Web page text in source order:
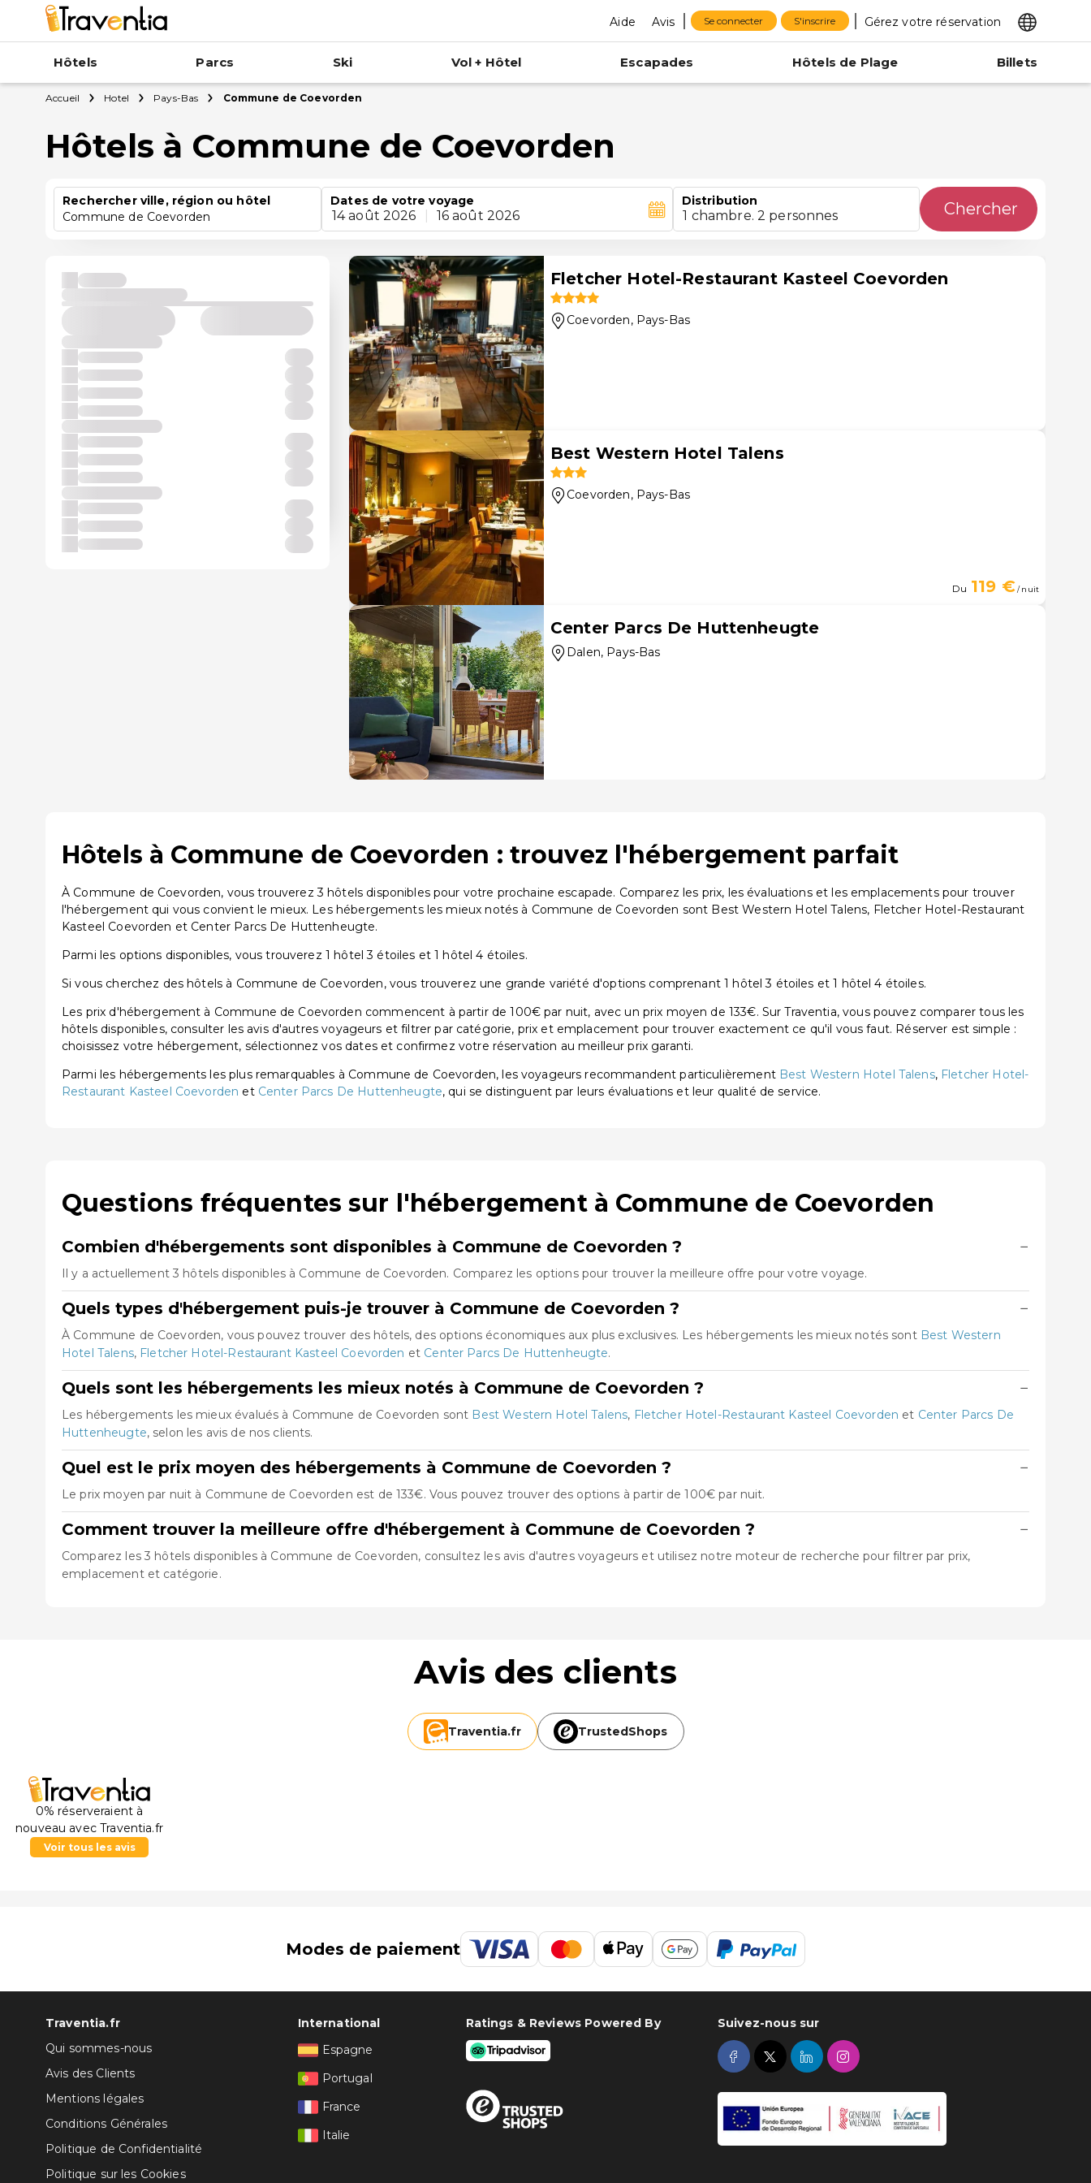
Aide Avis Se connecter S'inscrire Gérez votre réservation
Hôtels Parcs Ski Vol + Hôtel Escapades Hôtels de Plage Billets
Accueil Hotel Pays-Bas Commune de Coevorden
Hôtels à Commune de Coevorden
Rechercher ville, région ou hôtel
Commune de Coevorden
Dates de votre voyage
14 août 2026 16 août 2026
Distribution
1 chambre. 2 personnes Chercher
Fletcher Hotel-Restaurant Kasteel Coevorden
Coevorden, Pays-Bas
Best Western Hotel Talens
Coevorden, Pays-Bas
Du 119 €/ nuit
Center Parcs De Huttenheugte
Dalen, Pays-Bas
Hôtels à Commune de Coevorden : trouvez l'hébergement parfait
À Commune de Coevorden, vous trouverez 3 hôtels disponibles pour votre prochaine escapade. Comparez les prix, les évaluations et les emplacements pour trouver
l'hébergement qui vous convient le mieux. Les hébergements les mieux notés à Commune de Coevorden sont Best Western Hotel Talens, Fletcher Hotel-Restaurant
Kasteel Coevorden et Center Parcs De Huttenheugte.
Parmi les options disponibles, vous trouverez 1 hôtel 3 étoiles et 1 hôtel 4 étoiles.
Si vous cherchez des hôtels à Commune de Coevorden, vous trouverez une grande variété d'options comprenant 1 hôtel 3 étoiles et 1 hôtel 4 étoiles.
Les prix d'hébergement à Commune de Coevorden commencent à partir de 100€ par nuit, avec un prix moyen de 133€. Sur Traventia, vous pouvez comparer tous les
hôtels disponibles, consulter les avis d'autres voyageurs et filtrer par catégorie, prix et emplacement pour trouver exactement ce qu'il vous faut. Réserver est simple :
choisissez votre hébergement, sélectionnez vos dates et confirmez votre réservation au meilleur prix garanti.
Parmi les hébergements les plus remarquables à Commune de Coevorden, les voyageurs recommandent particulièrement Best Western Hotel Talens, Fletcher Hotel-
Restaurant Kasteel Coevorden et Center Parcs De Huttenheugte, qui se distinguent par leurs évaluations et leur qualité de service.
Questions fréquentes sur l'hébergement à Commune de Coevorden
Combien d'hébergements sont disponibles à Commune de Coevorden ? −
Il y a actuellement 3 hôtels disponibles à Commune de Coevorden. Comparez les options pour trouver la meilleure offre pour votre voyage.
Quels types d'hébergement puis-je trouver à Commune de Coevorden ? −
À Commune de Coevorden, vous pouvez trouver des hôtels, des options économiques aux plus exclusives. Les hébergements les mieux notés sont Best Western
Hotel Talens, Fletcher Hotel-Restaurant Kasteel Coevorden et Center Parcs De Huttenheugte.
Quels sont les hébergements les mieux notés à Commune de Coevorden ? −
Les hébergements les mieux évalués à Commune de Coevorden sont Best Western Hotel Talens, Fletcher Hotel-Restaurant Kasteel Coevorden et Center Parcs De
Huttenheugte, selon les avis de nos clients.
Quel est le prix moyen des hébergements à Commune de Coevorden ? −
Le prix moyen par nuit à Commune de Coevorden est de 133€. Vous pouvez trouver des options à partir de 100€ par nuit.
Comment trouver la meilleure offre d'hébergement à Commune de Coevorden ? −
Comparez les 3 hôtels disponibles à Commune de Coevorden, consultez les avis d'autres voyageurs et utilisez notre moteur de recherche pour filtrer par prix,
emplacement et catégorie.
Avis des clients
Traventia.fr TrustedShops
0% réserveraient à
nouveau avec Traventia.fr
Voir tous les avis
Modes de paiement
Traventia.fr
Qui sommes-nous
Avis des Clients
Mentions légales
Conditions Générales
Politique de Confidentialité
Politique sur les Cookies
International
Espagne
Portugal
France
Italie
Ratings & Reviews Powered By Suivez-nous sur